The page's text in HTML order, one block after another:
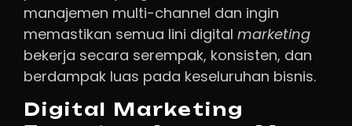
manajemen multi-channel dan ingin
memastikan semua lini digital marketing
bekerja secara serempak, konsisten, dan
berdampak luas pada keseluruhan bisnis.
Digital Marketing